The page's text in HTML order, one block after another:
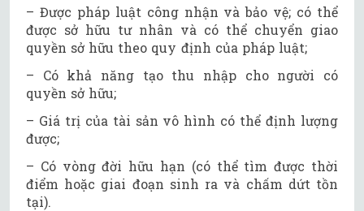
– Được pháp luật công nhận và bảo vệ; có thể
được sở hữu tư nhân và có thể chuyển giao
quyền sở hữu theo quy định của pháp luật;
– Có khả năng tạo thu nhập cho người có
quyền sở hữu;
– Giá trị của tài sản vô hình có thể định lượng
được;
– Có vòng đời hữu hạn (có thể tìm được thời
điểm hoặc giai đoạn sinh ra và chấm dứt tồn
tại).